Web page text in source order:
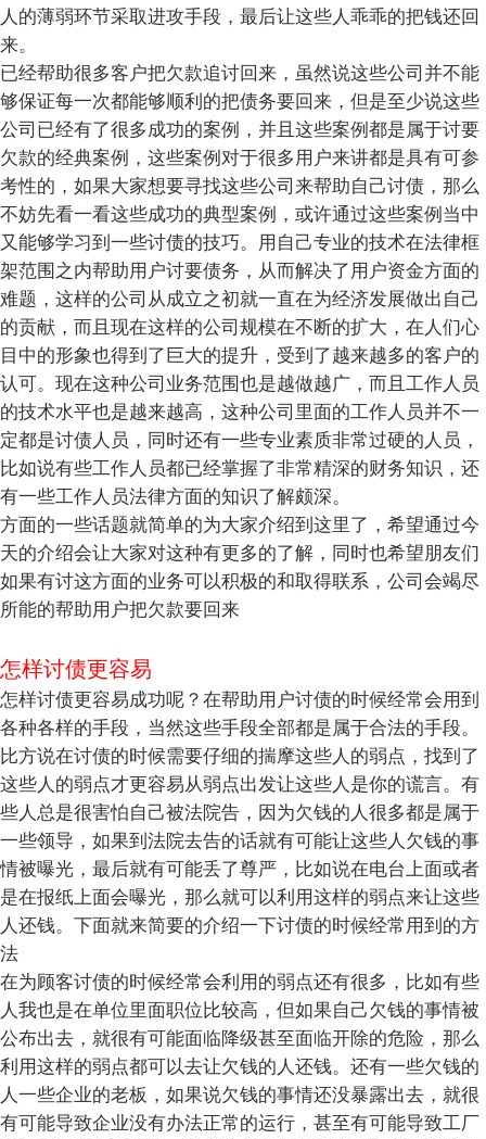
人的薄弱环节采取进攻手段，最后让这些人乖乖的把钱还回
来。
已经帮助很多客户把欠款追讨回来，虽然说这些公司并不能
够保证每一次都能够顺利的把债务要回来，但是至少说这些
公司已经有了很多成功的案例，并且这些案例都是属于讨要
欠款的经典案例，这些案例对于很多用户来讲都是具有可参
考性的，如果大家想要寻找这些公司来帮助自己讨债，那么
不妨先看一看这些成功的典型案例，或许通过这些案例当中
又能够学习到一些讨债的技巧。用自己专业的技术在法律框
架范围之内帮助用户讨要债务，从而解决了用户资金方面的
难题，这样的公司从成立之初就一直在为经济发展做出自己
的贡献，而且现在这样的公司规模在不断的扩大，在人们心
目中的形象也得到了巨大的提升，受到了越来越多的客户的
认可。现在这种公司业务范围也是越做越广，而且工作人员
的技术水平也是越来越高，这种公司里面的工作人员并不一
定都是讨债人员，同时还有一些专业素质非常过硬的人员，
比如说有些工作人员都已经掌握了非常精深的财务知识，还
有一些工作人员法律方面的知识了解颇深。
方面的一些话题就简单的为大家介绍到这里了，希望通过今
天的介绍会让大家对这种有更多的了解，同时也希望朋友们
如果有讨这方面的业务可以积极的和取得联系，公司会竭尽
所能的帮助用户把欠款要回来
怎样讨债更容易
怎样讨债更容易成功呢？在帮助用户讨债的时候经常会用到
各种各样的手段，当然这些手段全部都是属于合法的手段。
比方说在讨债的时候需要仔细的揣摩这些人的弱点，找到了
这些人的弱点才更容易从弱点出发让这些人是你的谎言。有
些人总是很害怕自己被法院告，因为欠钱的人很多都是属于
一些领导，如果到法院去告的话就有可能让这些人欠钱的事
情被曝光，最后就有可能丢了尊严，比如说在电台上面或者
是在报纸上面会曝光，那么就可以利用这样的弱点来让这些
人还钱。下面就来简要的介绍一下讨债的时候经常用到的方
法
在为顾客讨债的时候经常会利用的弱点还有很多，比如有些
人我也是在单位里面职位比较高，但如果自己欠钱的事情被
公布出去，就很有可能面临降级甚至面临开除的危险，那么
利用这样的弱点都可以去让欠钱的人还钱。还有一些欠钱的
人一些企业的老板，如果说欠钱的事情还没暴露出去，就很
有可能导致企业没有办法正常的运行，甚至有可能导致工厂